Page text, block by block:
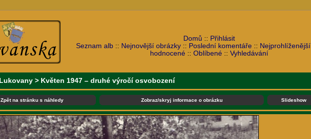
Domů :: Přihlásit
Seznam alb :: Nejnovější obrázky :: Poslední komentáře :: Nejprohlíženější
hodnocené :: Oblíbené :: Vyhledávání
Lukovany > Květen 1947 – druhé výročí osvobození
Zpět na stránku s náhledy Zobraz/skryj informace o obrázku Slideshow